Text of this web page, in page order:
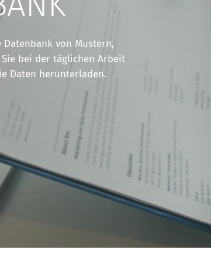
von Mustern,
bei der täglichen Arbeit
Daten herunterladen.